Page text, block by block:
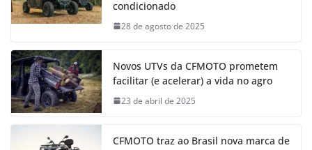
condicionado
28 de agosto de 2025
Novos UTVs da CFMOTO prometem
facilitar (e acelerar) a vida no agro
23 de abril de 2025
CFMOTO traz ao Brasil nova marca de